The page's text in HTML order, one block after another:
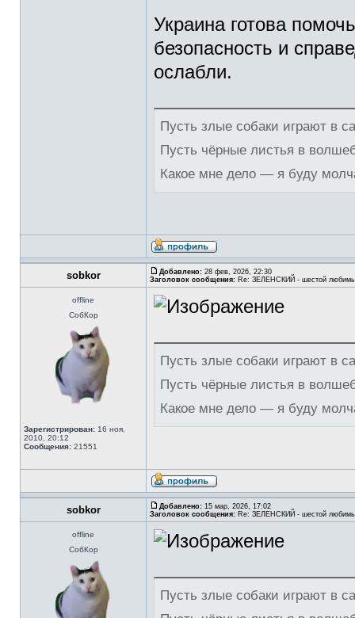
Украина готова
безопасность и
ослабли.
Пусть злые собаки играют в
Пусть чёрные листья в
Какое мне дело — я буду
sobkor Добавлено: 28 фев, 2026, 22:30
Заголовок сообщения: Re: ЗЕЛЕНСКИЙ - шестой
offline
СобКор
Зарегистрирован: 16 ноя,
2010, 20:12
Сообщения: 21551
Пусть злые собаки играют в
Пусть чёрные листья в
Какое мне дело — я буду
sobkor Добавлено: 15 мар, 2026, 17:02
Заголовок сообщения: Re: ЗЕЛЕНСКИЙ - шестой
offline
СобКор
Пусть злые собаки играют в